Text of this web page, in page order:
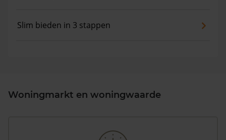
Slim bieden in 3 stappen
Woningmarkt en woningwaarde